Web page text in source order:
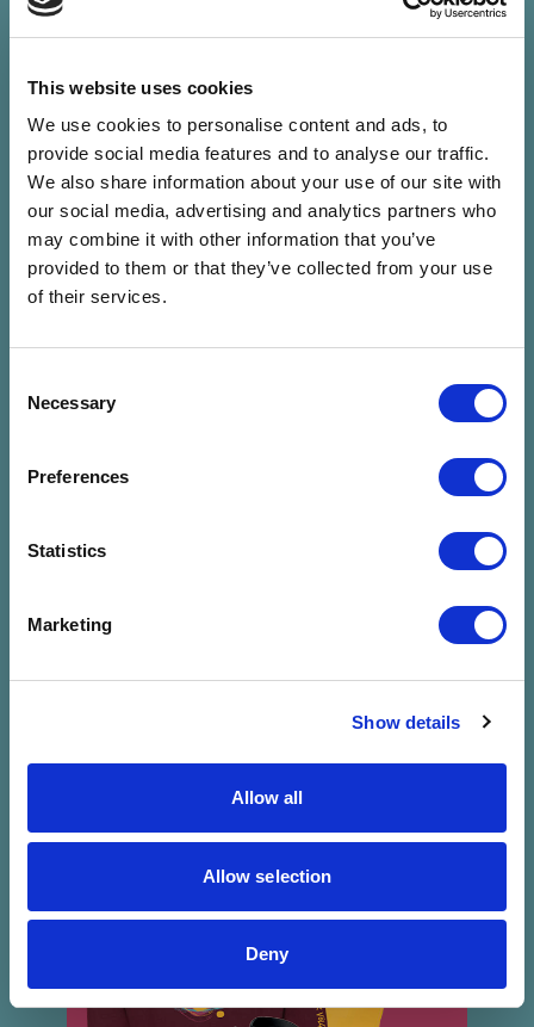
This website uses cookies
We use cookies to personalise content and ads, to
provide social media features and to analyse our traffic.
We also share information about your use of our site with
our social media, advertising and analytics partners who
may combine it with other information that you’ve
provided to them or that they’ve collected from your use
of their services.
Selection
Necessary
Preferences
Statistics
Marketing
Show details
Allow all
Allow selection
Deny
Workshop, előadások Zöld programok
Nincs találat a
megadott
szűrésre